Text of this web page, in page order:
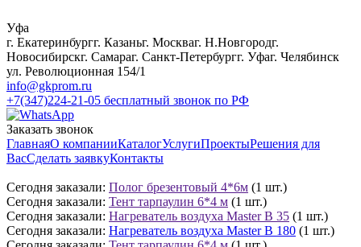
Уфа
г. Екатеринбургг. Казаньг. Москваг. Н.Новгородг.
Новосибирскг. Самараг. Санкт-Петербургг. Уфаг. Челябинск
ул. Революционная 154/1
info@gkprom.ru
+7(347)224-21-05 бесплатный звонок по РФ
Заказать звонок
ГлавнаяО компанииКаталогУслугиПроектыРешения для
ВасСделать заявкуКонтакты
Сегодня заказали: Полог брезентовый 4*6м (1 шт.)
Сегодня заказали: Тент тарпаулин 6*4 м (1 шт.)
Сегодня заказали: Нагреватель воздуха Master B 35 (1 шт.)
Сегодня заказали: Нагреватель воздуха Master B 180 (1 шт.)